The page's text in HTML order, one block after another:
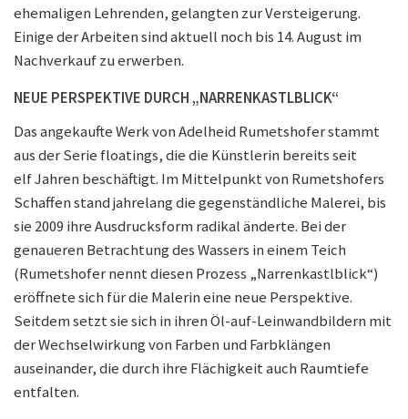
ehemaligen Lehrenden, gelangten zur Versteigerung.
Einige der Arbeiten sind aktuell noch bis 14. August im
Nachverkauf zu erwerben.
NEUE PERSPEKTIVE DURCH „NARRENKASTLBLICK“
Das angekaufte Werk von Adelheid Rumetshofer stammt
aus der Serie floatings, die die Künstlerin bereits seit
elf Jahren beschäftigt. Im Mittelpunkt von Rumetshofers
Schaffen stand jahrelang die gegenständliche Malerei, bis
sie 2009 ihre Ausdrucksform radikal änderte. Bei der
genaueren Betrachtung des Wassers in einem Teich
(Rumetshofer nennt diesen Prozess „Narrenkastlblick“)
eröffnete sich für die Malerin eine neue Perspektive.
Seitdem setzt sie sich in ihren Öl-auf-Leinwandbildern mit
der Wechselwirkung von Farben und Farbklängen
auseinander, die durch ihre Flächigkeit auch Raumtiefe
entfalten.